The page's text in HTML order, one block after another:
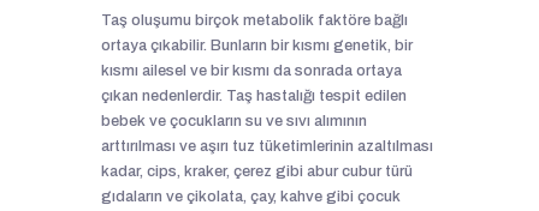
Taş oluşumu birçok metabolik faktöre bağlı
ortaya çıkabilir. Bunların bir kısmı genetik, bir
kısmı ailesel ve bir kısmı da sonrada ortaya
çıkan nedenlerdir. Taş hastalığı tespit edilen
bebek ve çocukların su ve sıvı alımının
arttırılması ve aşırı tuz tüketimlerinin azaltılması
kadar, cips, kraker, çerez gibi abur cubur türü
gıdaların ve çikolata, çay, kahve gibi çocuk